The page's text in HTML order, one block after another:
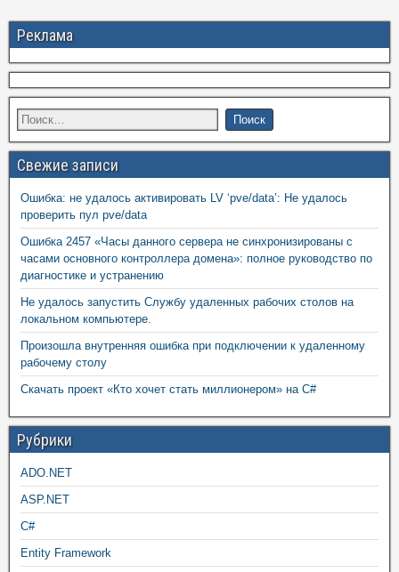
Реклама
Свежие записи
Ошибка: не удалось активировать LV ‘pve/data’: Не удалось
проверить пул pve/data
Ошибка 2457 «Часы данного сервера не синхронизированы с
часами основного контроллера домена»: полное руководство по
диагностике и устранению
Не удалось запустить Службу удаленных рабочих столов на
локальном компьютере.
Произошла внутренняя ошибка при подключении к удаленному
рабочему столу
Скачать проект «Кто хочет стать миллионером» на C#
Рубрики
ADO.NET
ASP.NET
C#
Entity Framework